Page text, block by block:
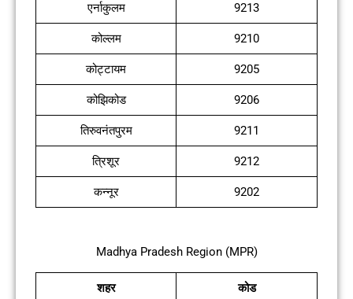
एर्नाकुलम 9213
कोल्लम 9210
कोट्टायम 9205
कोझिकोड 9206
तिरुवनंतपुरम 9211
त्रिशूर 9212
कन्नूर 9202
Madhya Pradesh Region (MPR)
शहर कोड